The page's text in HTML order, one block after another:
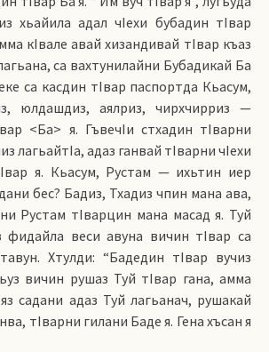
хьайила адал чIехи бубадин тIвар
кIвале авай хизандивай тIвар къаз
са вахтунилайни Бубадикай Ба
са касдин тIвар паспортда Кьасум,
юлдашдиз, аялриз, чирхчирриз —
<Ба> я. ГъвечIи стхадин тIварни
лагьайтIа, адаз ганвай тIварни чIехи
я. Кьасум, Рустам — ихьтин иер
бес? Бадиз, Тхадиз чпин мана ава,
Рустам тIварцин мана масад я. Туй
фидайла веси авуна вичин тIвар са
Хтулди: “Бадедин тIвар вучиз
вичин рушаз Туй тIвар гана, амма
садани адаз Туй лагьанач, рушакай
тIварни гилани Баде я. Гена хъсан я